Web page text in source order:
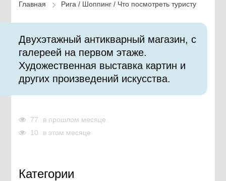
Главная Рига / Шоппинг / Что посмотреть туристу
Двухэтажный антикварный магазин, с
галереей на первом этаже.
Художественная выставка картин и
других произведений искусства.
77
в прошлом месяце
10
в этом месяце
Категории